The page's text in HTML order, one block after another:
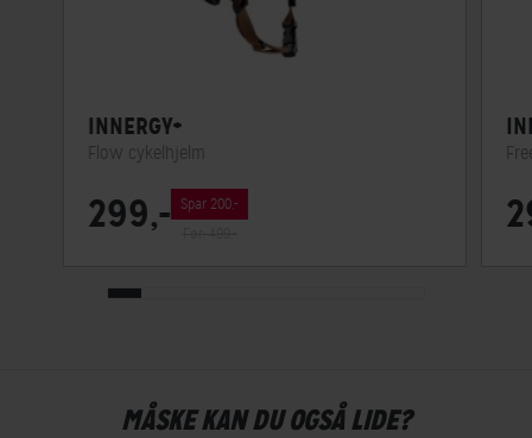
INNERGY+
Flow cykelhjelm
299,- Spar 200,-
MÅSKE KAN DU OGSÅ LIDE?